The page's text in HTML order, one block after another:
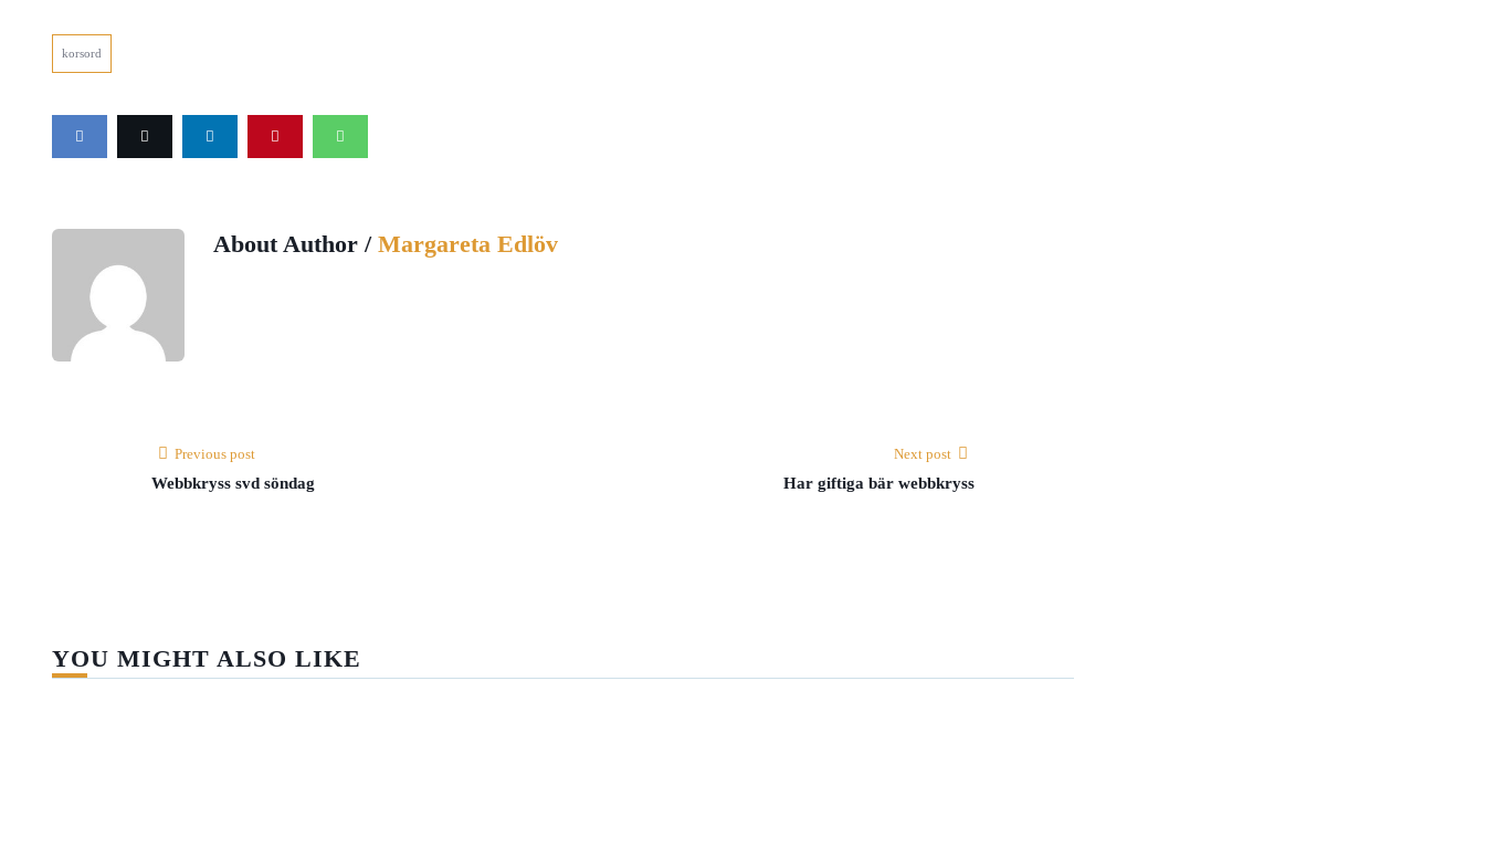
korsord
About Author / Margareta Edlöv
Previous post
Webbkryss svd söndag
Next post
Har giftiga bär webbkryss
YOU MIGHT ALSO LIKE